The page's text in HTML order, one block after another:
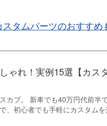
タムパーツのおすすめ
ゃれ！実例15選【カス
カブ。 新車でも40万円代前半
、初心者でも手軽にカスタム